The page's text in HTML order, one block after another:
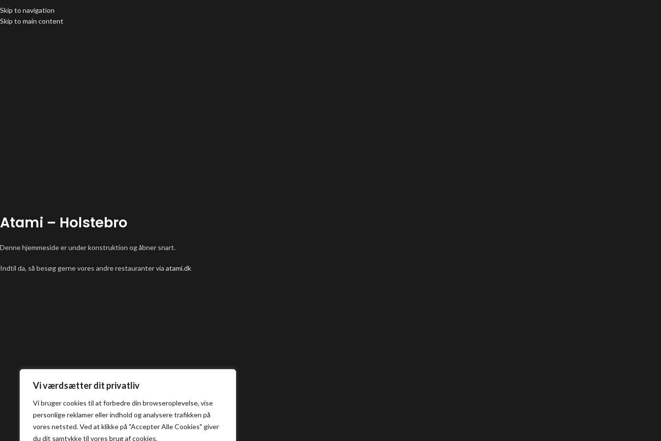
Vi værdsætter dit privatliv
Vi bruger cookies til at forbedre din browseroplevelse, vise
personlige reklamer eller indhold og analysere trafikken på
vores netsted. Ved at klikke på "Accepter Alle Cookies" giver
du dit samtykke til vores brug af cookies.
Skip to navigation
Skip to main content
Atami – Holstebro
Denne hjemmeside er under konstruktion og åbner snart.
Indtil da, så besøg gerne vores andre restauranter via atami.dk